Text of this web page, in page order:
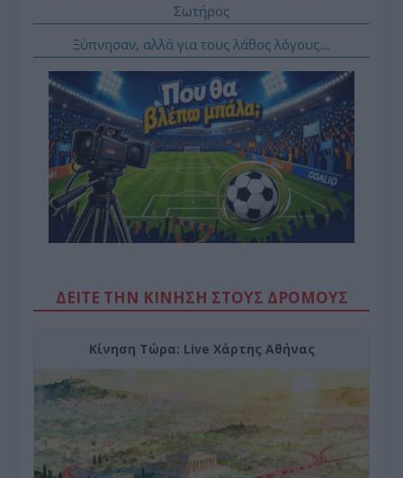
Σωτήρος
Ξύπνησαν, αλλά για τους λάθος λόγους…
ΔΕΙΤΕ ΤΗΝ ΚΙΝΗΣΗ ΣΤΟΥΣ ΔΡΌΜΟΥΣ
Κίνηση Τώρα: Live Χάρτης Αθήνας